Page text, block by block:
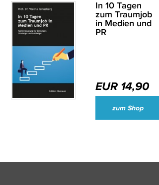
Wirtschaftsjournalisten und Unternehmenssprecher des Jahres 2024
In 10 Tagen
zum Traumjob
in Medien und
PR
EUR 14,90
zum Shop